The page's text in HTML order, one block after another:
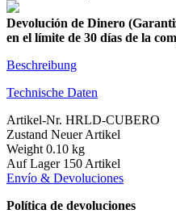
Devolución de Dinero
en el límite de 30 días de la
Beschreibung
Technische Daten
Artikel-Nr. HRLD-CUBERO
Zustand Neuer Artikel
Weight 0.10 kg
Auf Lager 150 Artikel
Envío & Devoluciones
Política de devoluciones